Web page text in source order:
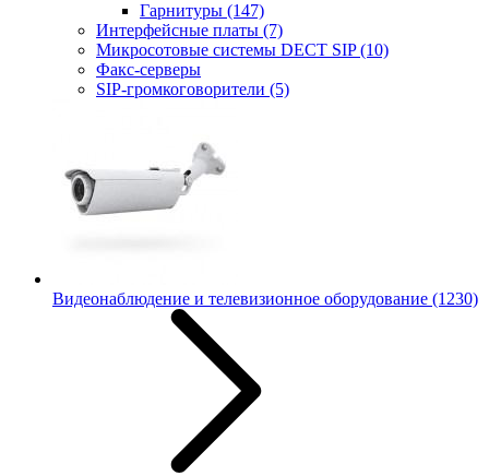
Гарнитуры (147)
Интерфейсные платы (7)
Микросотовые системы DECT SIP(10)
Факс-серверы
SIP-громкоговорители (5)
Видеонаблюдение и телевизионное оборудование (1230)